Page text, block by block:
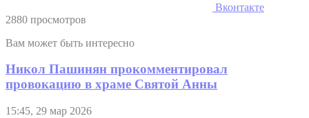
Вконтакте
2880 просмотров
Вам может быть интересно
Никол Пашинян прокомментировал
провокацию в храме Святой Анны
15:45, 29 мар 2026